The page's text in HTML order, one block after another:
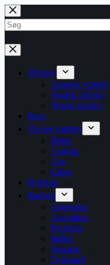
Fortsæt
til
indhold
Ingen
resultater
Whisky
Japansk whisky
Skotsk whisky
World whisky
Rom
Øvrige spiritus
Bitter
Cognac
Gin
Likør
Hvidvin
Rødvin
Argentina
Australien
Frankrig
Italien
Spanien
Tyskland